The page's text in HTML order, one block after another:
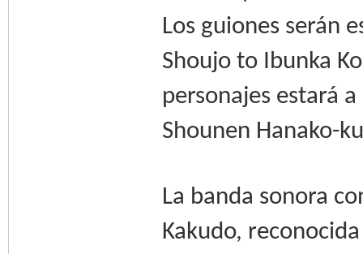
Los guiones serán
Shoujo to Ibunka
personajes estará
Shounen Hanako-
La banda sonora
Kakudo,